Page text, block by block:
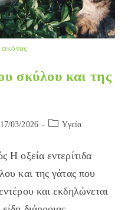
σκύλου και της
17/03/2026
PostYγεία
Η οξεία εντερίτιδα
και της γάτας που
και εκδηλώνεται